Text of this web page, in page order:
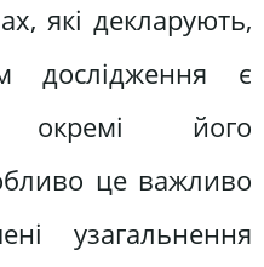
які декларують,
дослідження є
його
це важливо
узагальнення